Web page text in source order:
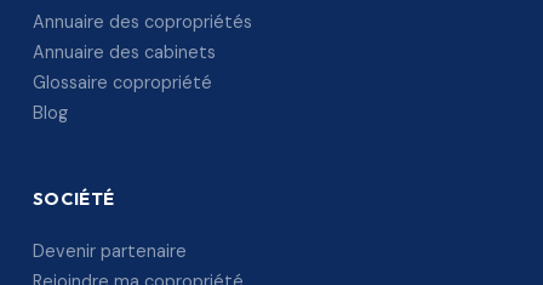
Annuaire des copropriétés
Annuaire des cabinets
Glossaire copropriété
Blog
SOCIÉTÉ
Devenir partenaire